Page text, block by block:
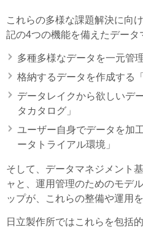
これらの多様な課題解決に向
記の4つの機能を備えたデータ
多種多様なデータを一元管
格納するデータを作成する
データレイクから欲しいデ
タカタログ」
ユーザー自身でデータを加
ータトライアル環境」
そして、データマネジメント
ャと、運用管理のためのモデ
ップが、これらの整備や運用を
日立製作所ではこれらを包括